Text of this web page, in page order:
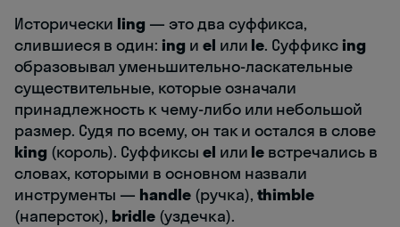
Исторически ling — это два суффикса,
слившиеся в один:ing и el или le. Суффиксing
образовывал уменьшительно-ласкательные
существительные, которые означали
принадлежность к чему-либо или небольшой
размер. Судя по всему, он так и остался в слове
king (король). Суффиксы el или le встречались в
словах, которыми в основном назвали
инструменты — handle (ручка), thimble
(наперсток), bridle (уздечка).